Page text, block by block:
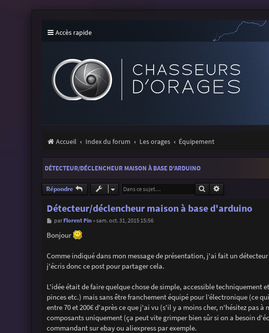
Accès rapide
Accueil Index du forum Les orages Équipement
DÉTECTEUR/DÉCLENCHEUR MAISON À BASE D'ARDUINO
Répondre Rechercher
Détecteur/déclencheur maison à base d'arduino
M
s
s
e
par Florent Pin»sam. oct. 31, 2015 15:56
Bonjour
Comme indiqué dans mon message de présentation, j'ai fait un
j'écris donc ce post pour partager cela.
L'idée était de faire quelque chose de simple, accessible techniquement
pinces etc.) mais sans être franchement équipé pour l’électronique (ce
entre 70 et 200€ d'après ce que j'ai vu (s'il y a moins cher, n'hésitez pas
composants uniquement (ça peut vite grimper bien sûr si on a besoin
commandant sur ebay ou aliexpress par exemple.